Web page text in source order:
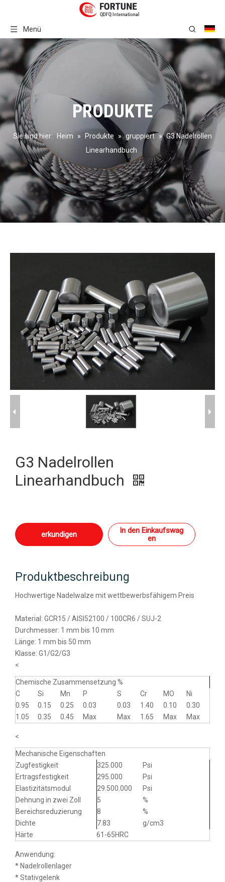
Menü
PRODUKTE
Sie sind hier: Heim » Produkte » gruppiert » G3 Nadelrollen
Linearhandbuch
G3 Nadelrollen
Linearhandbuch
erkundigen
In den Einkaufswag
en
Produktbeschreibung
Hochwertige Nadelwalze mit wettbewerbsfähigem Preis
Material: GCR15 / AISI52100 / 100CR6 / SUJ-2
Durchmesser: 1 mm bis 10 mm
Länge: 1 mm bis 50 mm
Klasse: G1/G2/G3
<
Chemische Zusammensetzung %
C
Si Mn P S Cr MO
Ni
0.95
0.15 0.25 0.03 0.03 1.40 0.10
0.30
1.05
0.35 0.45 Max Max 1.65 Max Max
<
Mechanische Eigenschaften
Zugfestigkeit
325.000
Psi
Ertragsfestigkeit
295.000
Psi
Elastizitätsmodul
29.500.000
Psi
Dehnung in zwei Zoll
5
%
Bereichsreduzierung
8
%
Dichte
7.83
g/cm3
Härte
61-65HRC
Anwendung:
* Nadelrollenlager
* Stativgelenk